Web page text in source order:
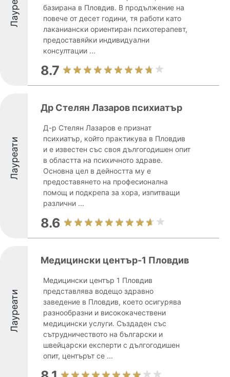
базирана в Пловдив. В продължение на
повече от десет години, тя работи като
лаканиански ориентиран психотерапевт,
предоставяйки индивидуални
консултации ...
8.7
Лауреати
Др Стелян Лазаров психиатър
Д-р Стелян Лазаров е признат
психиатър, който практикува в Пловдив
и е известен със своя дългогодишен опит
в областта на психичното здраве.
Основна цел в дейността му е
предоставянето на професионална
помощ и подкрепа за хора, изпитващи
различни ...
8.6
Лауреати
Медицински център-1 Пловдив
Медицински център 1 Пловдив
представлява водещо здравно
заведение в Пловдив, което осигурява
разнообразни и висококачествени
медицински услуги. Създаден със
сътрудничеството на български и
швейцарски експерти с дългогодишен
опит, центърът се ...